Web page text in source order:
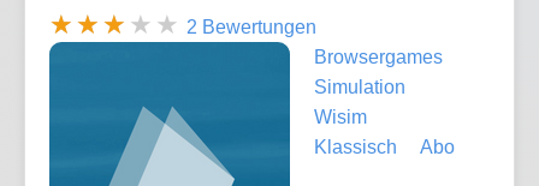
2 Bewertungen
Browsergames
Simulation
Wisim
Klassisch
Abo